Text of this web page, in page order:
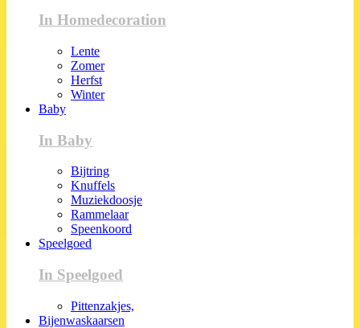
In Homedecoration
Lente
Zomer
Herfst
Winter
Baby
In Baby
Bijtring
Knuffels
Muziekdoosje
Rammelaar
Speenkoord
Speelgoed
In Speelgoed
Pittenzakjes,
Bijenwaskaarsen